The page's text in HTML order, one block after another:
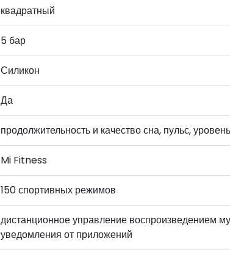
квадратный
5 бар
Силикон
Да
продолжительность и качество сна, пульс,
Mi Fitness
150 спортивных режимов
дистанционное управление воспроизведением
уведомления от приложений